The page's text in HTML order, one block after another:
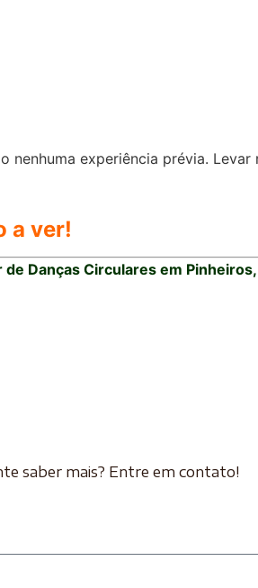
nenhuma experiência prévia.
a ver!
Danças Circulares em
saber mais? Entre em contato!